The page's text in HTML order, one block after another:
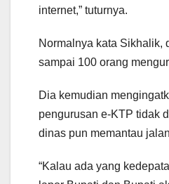
internet,” tuturnya.
Normalnya kata Sikhalik,
sampai 100 orang
Dia kemudian
pengurusan e-KTP tidak
dinas pun memantau
“Kalau ada yang